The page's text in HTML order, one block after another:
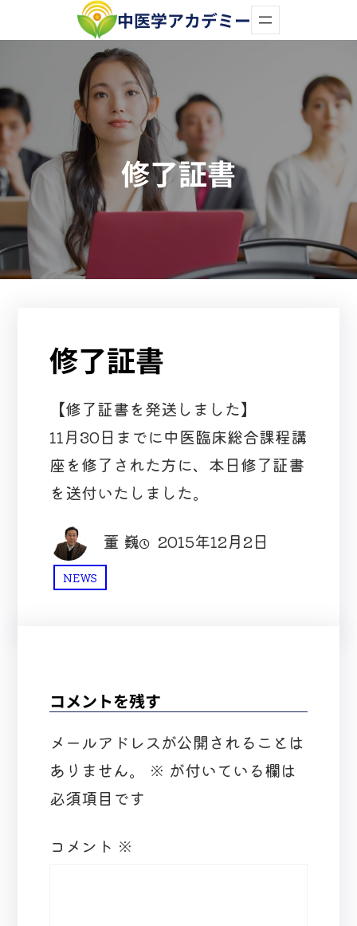
容
ス
キ
ッ
プ
中医学アカデミー
修了証書
修了証書
【修了証書を発送しました】
11月30日までに中医臨床総合課程講
座を修了された方に、本日修了証書
を送付いたしました。
董 巍 2015年12月2日
NEWS
コメントを残す
メールアドレスが公開されることは
ありません。
※ が付いている欄は
必須項目です
コメント ※